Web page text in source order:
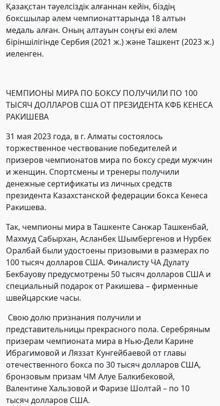
Қазақстан тәуелсіздік алғаннан кейін, біздің
боксшылар әлем чемпионаттарында 18 алтын
медаль алған. Оның алтауын соңғы екі әлем
біріншілігінде Сербия (2021 ж.) және Ташкент (2023 ж.)
иеленген.
ЧЕМПИОНЫ МИРА ПО БОКСУ ПОЛУЧИЛИ ПО 100
ТЫСЯЧ ДОЛЛАРОВ США ОТ ПРЕЗИДЕНТА КФБ КЕНЕСА
РАКИШЕВА
31 мая 2023 года, в г. Алматы состоялось
торжественное чествование победителей и
призеров чемпионатов мира по боксу среди мужчин
и женщин. Спортсмены и тренеры получили
денежные сертификаты из личных средств
президента Казахстанской федерации бокса Кенеса
Ракишева.
Так, чемпионы мира в Ташкенте Санжар Ташкенбай,
Махмуд Сабырхан, Асланбек Шымбергенов и Нурбек
Оралбай были удостоены призовыми в размерах по
100 тысяч долларов США. Финалисту ЧА Дулату
Бекбауову предусмотрены 50 тысяч долларов США и
специальный подарок от Ракишева – фирменные
швейцарские часы.
Свою долю признания получили и
представительницы прекрасного пола. Серебряным
призерам чемпионата мира в Нью-Дели Карине
Ибрагимовой и Ляззат Кунгейбаевой от главы
отечественного бокса по 30 тысяч долларов США,
бронзовым призам ЧМ Алуе Балкибековой,
Валентине Хальзовой и Фаризе Шолтай – по 10
тысяч долларов США.